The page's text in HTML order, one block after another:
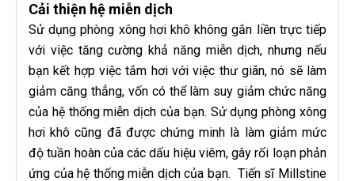
Cải thiện hệ miễn dịch
Sử dụng phòng xông hơi khô không gắn liền trực tiếp
với việc tăng cường khả năng miễn dịch, nhưng nếu
bạn kết hợp việc tắm hơi với việc thư giãn, nó sẽ làm
giảm căng thẳng, vốn có thể làm suy giảm chức năng
của hệ thống miễn dịch của bạn. Sử dụng phòng xông
hơi khô cũng đã được chứng minh là làm giảm mức
độ tuần hoàn của các dấu hiệu viêm, gây rối loạn phản
ứng của hệ thống miễn dịch của bạn. Tiến sĩ Millstine